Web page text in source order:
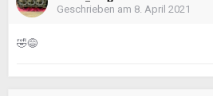
Geschrieben am 8. April 2021
🤣😅